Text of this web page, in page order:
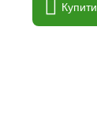
Купити